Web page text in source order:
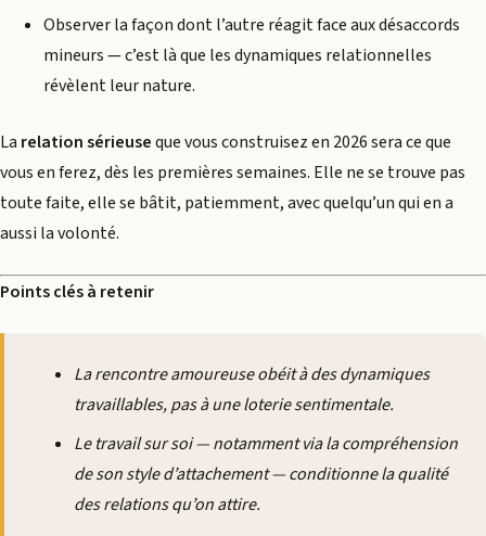
Observer la façon dont l’autre réagit face aux désaccords
mineurs — c’est là que les dynamiques relationnelles
révèlent leur nature.
La relation sérieuseque vous construisez en 2026 sera ce que
vous en ferez, dès les premières semaines. Elle ne se trouve pas
toute faite, elle se bâtit, patiemment, avec quelqu’un qui en a
aussi la volonté.
Points clés à retenir
La rencontre amoureuse obéit à des dynamiques
travaillables, pas à une loterie sentimentale.
Le travail sur soi — notamment via la compréhension
de son style d’attachement — conditionne la qualité
des relations qu’on attire.